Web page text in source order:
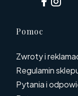
Linki w
Pomoc
Zwroty i
Regulamin
Pytania i